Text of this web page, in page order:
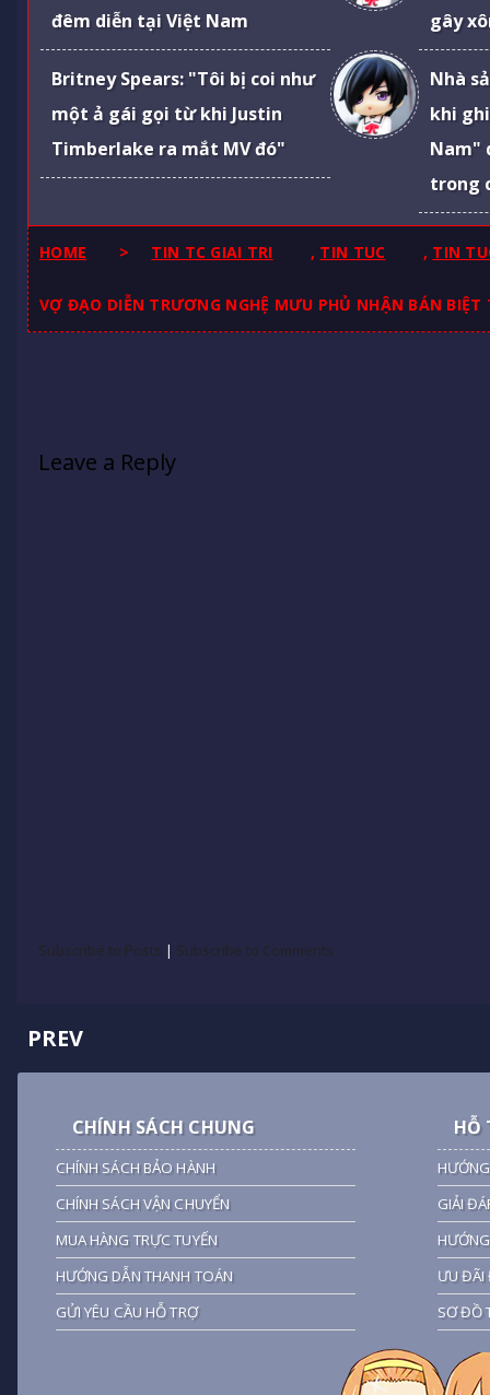
đêm diễn tại Việt Nam
gây
Britney Spears: "Tôi bị coi như
một ả gái gọi từ khi Justin
Timberlake ra mắt MV đó"
Nhà
khi
Nam"
trong
HOME > TIN TC GIAI TRI , TIN TUC , TIN
VỢ ĐẠO DIỄN TRƯƠNG NGHỆ MƯU PHỦ NHẬN BÁN
Leave a Reply
Subscribe to Posts | Subscribe to Comments
PREV
CHÍNH SÁCH CHUNG
CHÍNH SÁCH BẢO HÀNH
CHÍNH SÁCH VẬN CHUYỂN
MUA HÀNG TRỰC TUYẾN
HƯỚNG DẪN THANH TOÁN
GỬI YÊU CẦU HỖ TRỢ
HỖ
GIẢI
ƯU ĐÃI
SƠ ĐỒ